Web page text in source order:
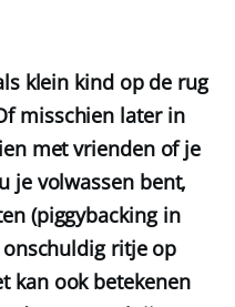
klein kind op de rug
misschien later in
met vrienden of je
je volwassen bent,
(piggybacking in
ritje op
kan ook betekenen